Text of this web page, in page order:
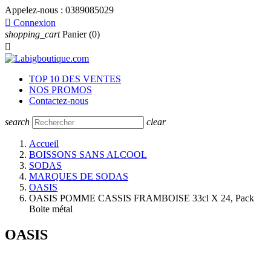
Appelez-nous : 0389085029
 Connexion
shopping_cart Panier (0)

TOP 10 DES VENTES
NOS PROMOS
Contactez-nous
search clear
Accueil
BOISSONS SANS ALCOOL
SODAS
MARQUES DE SODAS
OASIS
OASIS POMME CASSIS FRAMBOISE 33cl X 24, Pack
Boite métal
OASIS